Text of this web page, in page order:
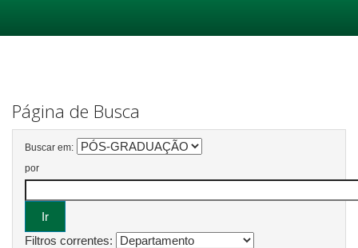
Página de Busca
Buscar em:
por
Filtros correntes: